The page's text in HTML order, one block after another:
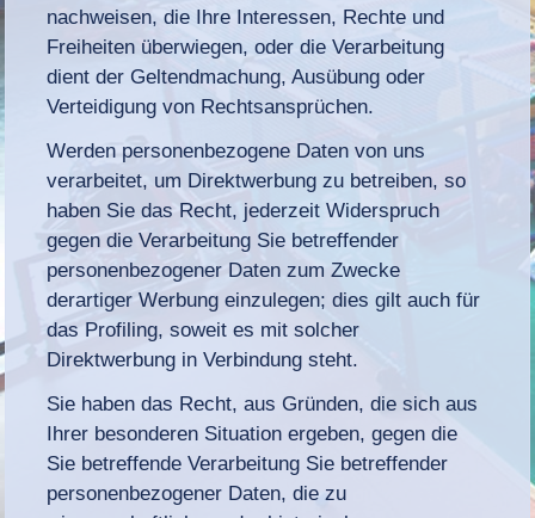
nachweisen, die Ihre Interessen, Rechte und
Freiheiten überwiegen, oder die Verarbeitung
dient der Geltendmachung, Ausübung oder
Verteidigung von Rechtsansprüchen.
Werden personenbezogene Daten von uns
verarbeitet, um Direktwerbung zu betreiben, so
haben Sie das Recht, jederzeit Widerspruch
gegen die Verarbeitung Sie betreffender
personenbezogener Daten zum Zwecke
derartiger Werbung einzulegen; dies gilt auch für
das Profiling, soweit es mit solcher
Direktwerbung in Verbindung steht.
Sie haben das Recht, aus Gründen, die sich aus
Ihrer besonderen Situation ergeben, gegen die
Sie betreffende Verarbeitung Sie betreffender
personenbezogener Daten, die zu